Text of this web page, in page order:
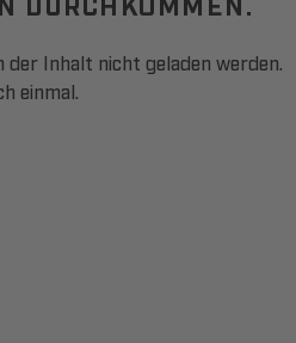
Inhalt nicht geladen werden.
einmal.